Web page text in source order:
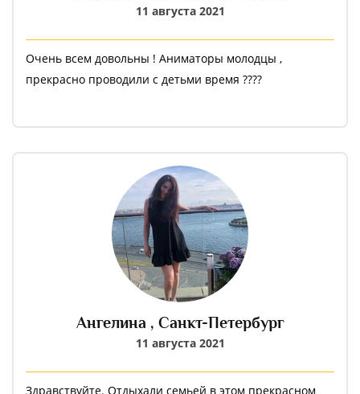
11 августа 2021
Очень всем довольны ! Аниматоры молодцы ,
прекрасно проводили с детьми время ????
Ангелина , Санкт-Петербург
11 августа 2021
Здравствуйте. Отдыхали семьей в этом прекрасном